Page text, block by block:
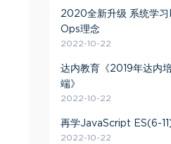
2020全新升级 系统学
Ops理念
2022-10-22
达内教育《2019年达内
端》
2022-10-22
再学JavaScript ES(6-
2022-10-22